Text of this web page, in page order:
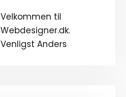
Velkommen til
Webdesigner.dk.
Venligst Anders